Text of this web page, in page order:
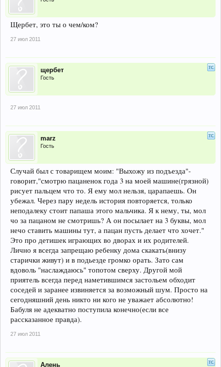
Щербет, это ты о чем/ком?
27 июл 2011
щербет
Гость
27 июл 2011
marz
Гость
Случай был с товарищем моим: "Выхожу из подъезда"-
говорит,"смотрю пацаненок года 3 на моей машине(грязной)
рисует пальцем что то. Я ему мол нельзя, царапаешь. Он
убежал. Через пару недель история повторяется, только
неподалеку стоит папаша этого мальчика. Я к нему, ты, мол
чо за пацаном не смотришь? А он посылает на 3 буквы, мол
нечо ставить машины тут, а пацан пусть делает что хочет."
Это про детишек играющих во дворах и их родителей.
Лично я всегда запрещаю ребенку дома скакать(внизу
старички живут) и в подьезде громко орать. Зато сам
вдоволь "наслаждаюсь" топотом сверху. Другой мой
приятель всегда перед наметившимся застольем обходит
соседей и заранее извиняется за возможный шум. Просто на
сегодняшний день никто ни кого не уважает абсолютно!
Бабуля не адекватно поступила конечно(если все
рассказанное правда).
27 июл 2011
Алень